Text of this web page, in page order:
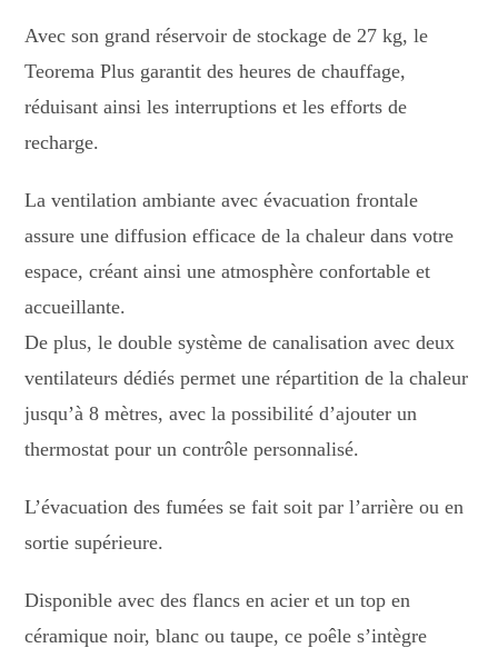
Avec son grand réservoir de stockage de 27 kg, le
Teorema Plus garantit des heures de chauffage,
réduisant ainsi les interruptions et les efforts de
recharge.
La ventilation ambiante avec évacuation frontale
assure une diffusion efficace de la chaleur dans votre
espace, créant ainsi une atmosphère confortable et
accueillante.
De plus, le double système de canalisation avec deux
ventilateurs dédiés permet une répartition de la chaleur
jusqu’à 8 mètres, avec la possibilité d’ajouter un
thermostat pour un contrôle personnalisé.
L’évacuation des fumées se fait soit par l’arrière ou en
sortie supérieure.
Disponible avec des flancs en acier et un top en
céramique noir, blanc ou taupe, ce poêle s’intègre